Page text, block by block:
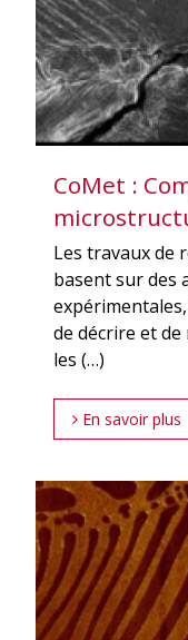
CoMet :
Les travaux de
basent sur des
de décrire et
les (…)
En savoir plus